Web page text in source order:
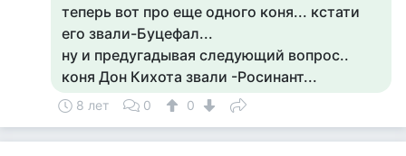
теперь вот про еще одного коня... кстати
его звали-Буцефал...
ну и предугадывая следующий вопрос..
коня Дон Кихота звали -Росинант...
8 лет 0 0